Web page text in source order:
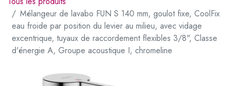
Mélangeur de lavabo FUN S 140 mm, goulot fixe, CoolFix
eau froide par position du levier au milieu, avec vidage
excentrique, tuyaux de raccordement flexibles 3/8", Classe
d'énergie A, Groupe acoustique I, chromeline